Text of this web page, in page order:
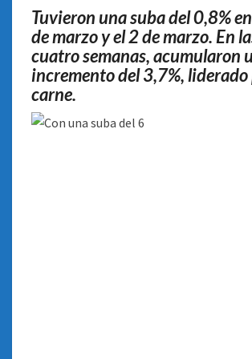
Tuvieron una suba del 0,8%
de marzo y el 2 de marzo. En
cuatro semanas, acumularon
incremento del 3,7%, liderado
carne.